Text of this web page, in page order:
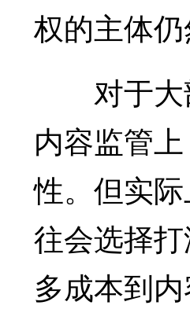
权的主体
对于大
内容监管
性。但实
往会选择
多成本到